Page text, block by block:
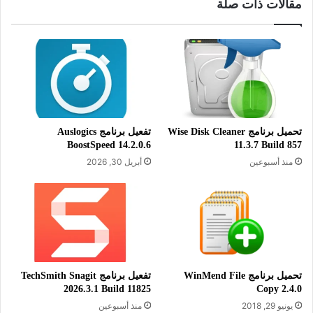
معلومات تقنية عن البرنامج:
العنوان: pdfFactory 9.31
اسم الملف: pdf931pro.exe
حجم الملف: 28.24 ميجابايت
الإصدار: 9.31
مقالات ذات صلة
تحميل برنامج Wise Disk Cleaner
11.3.7 Build 857
منذ أسبوعين
تفعيل برنامج Auslogics
BoostSpeed 14.2.0.6
أبريل 30, 2026
تحميل برنامج WinMend File
Copy 2.4.0
يونيو 29, 2018
تفعيل برنامج TechSmith Snagit
2026.3.1 Build 11825
منذ أسبوعين